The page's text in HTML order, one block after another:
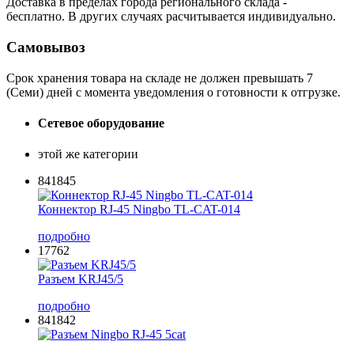
бесплатно. В других случаях расчитывается индивидуально.
Самовывоз
Срок хранения товара на складе не должен превышать 7
(Семи) дней с момента уведомления о готовности к отгрузке.
Сетевое оборудование
этой же категории
841845
Коннектор RJ-45 Ningbo TL-CAT-014
подробно
17762
Разъем KRJ45/5
подробно
841842